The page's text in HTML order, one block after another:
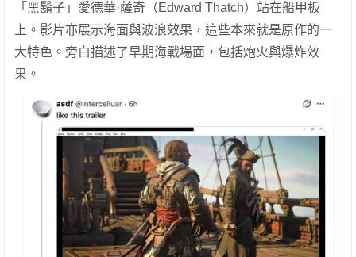
「黑鬍子」愛德華·薩奇（Edward Thatch）站在船甲板
上。影片亦展示海面與波浪效果，這些本來就是原作的一
大特色。旁白描述了早期海戰場面，包括炮火與爆炸效
果。